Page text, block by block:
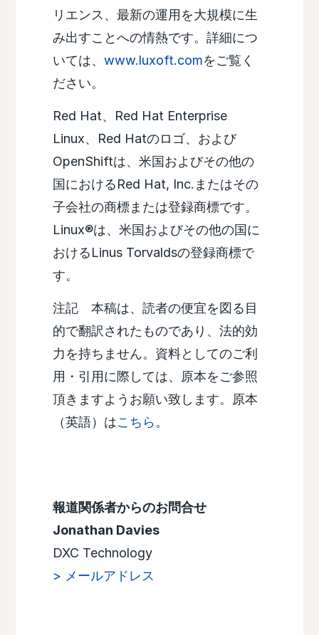
リエンス、最新の運用を大規模に生
み出すことへの情熱です。詳細につ
いては、 www.luxoft.comをご覧く
ださい。
Red Hat、Red Hat Enterprise
Linux、Red Hatのロゴ、および
OpenShiftは、米国およびその他の
国におけるRed Hat, Inc.またはその
子会社の商標または登録商標です。
Linux®は、米国およびその他の国に
おけるLinus Torvaldsの登録商標で
す。
注記 本稿は、読者の便宜を図る目
的で翻訳されたものであり、法的効
力を持ちません。資料としてのご利
用・引用に際しては、原本をご参照
頂きますようお願い致します。原本
（英語）はこちら。
報道関係者からのお問合せ
Jonathan Davies
DXC Technology
> メールアドレス